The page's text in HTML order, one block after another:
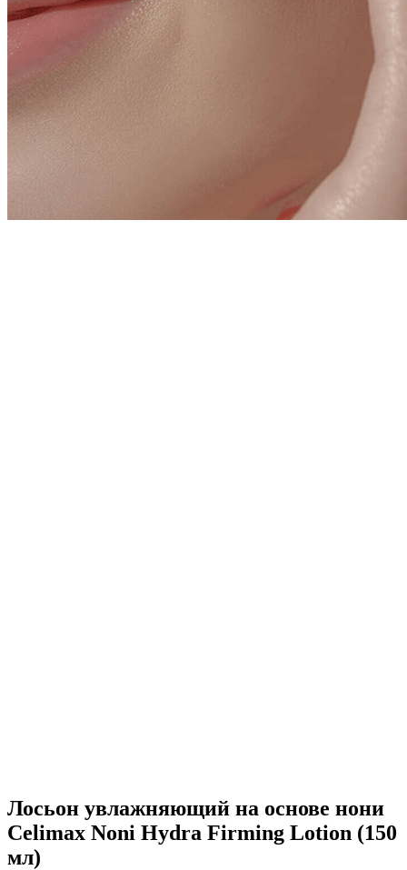
Лосьон увлажняющий на основе нони
Celimax Noni Hydra Firming Lotion (150
мл)